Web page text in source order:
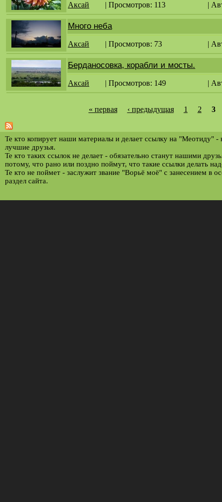
Аксай | Просмотров: 113 |
Много неба
Аксай | Просмотров: 73 |
Берданосовка, корабли и мосты.
Аксай | Просмотров: 149 |
т
р
а
н
и
« первая ‹ предыдущая 1 2 3
Те кто копирует наши материалы и делает ссылку на "Меотиду" -
лучшие друзья.
Те кто таких ссылок не делает - обязательно станут нашими
потому, что рано или поздно поймут, что такие ссылки делать
Те кто не поймет - заслужит звание "Ворьё моё" с занесением в
раздел сайта.